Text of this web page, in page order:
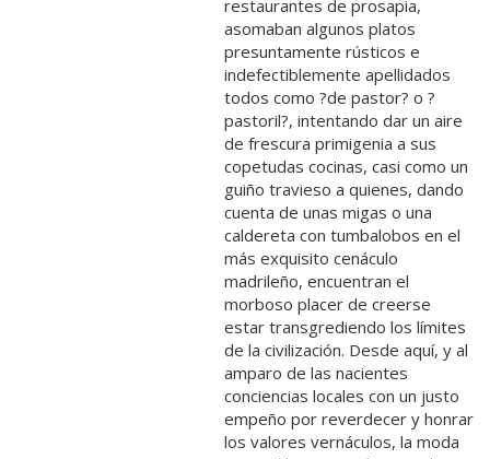
restaurantes de prosapia,
asomaban algunos platos
presuntamente rústicos e
indefectiblemente apellidados
todos como ?de pastor? o ?
pastoril?, intentando dar un aire
de frescura primigenia a sus
copetudas cocinas, casi como un
guiño travieso a quienes, dando
cuenta de unas migas o una
caldereta con tumbalobos en el
más exquisito cenáculo
madrileño, encuentran el
morboso placer de creerse
estar transgrediendo los límites
de la civilización. Desde aquí, y al
amparo de las nacientes
conciencias locales con un justo
empeño por reverdecer y honrar
los valores vernáculos, la moda